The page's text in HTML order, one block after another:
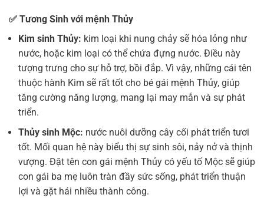
✅ Tương Sinh với mệnh Thủy
Kim sinh Thủy: kim loại khi nung chảy sẽ hóa lỏng như
nước, hoặc kim loại có thể chứa đựng nước. Điều này
tượng trưng cho sự hỗ trợ, bồi đắp. Vì vậy, những cái tên
thuộc hành Kim sẽ rất tốt cho bé gái mệnh Thủy, giúp
tăng cường năng lượng, mang lại may mắn và sự phát
triển.
Thủy sinh Mộc: nước nuôi dưỡng cây cối phát triển tươi
tốt. Mối quan hệ này biểu thị sự sinh sôi, nảy nở và thịnh
vượng. Đặt tên con gái mệnh Thủy có yếu tố Mộc sẽ giúp
con gái ba mẹ luôn tràn đầy sức sống, phát triển thuận
lợi và gặt hái nhiều thành công.